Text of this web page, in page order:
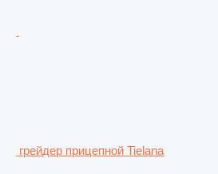
грейдер прицепной Tielana